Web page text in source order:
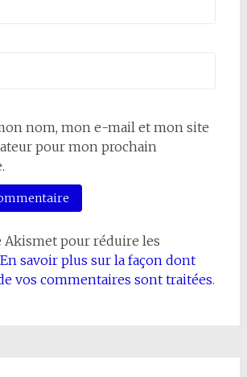
nom, mon e-mail et mon site
pour mon prochain
Akismet pour réduire les
En savoir plus sur la façon dont
vos commentaires sont traitées.